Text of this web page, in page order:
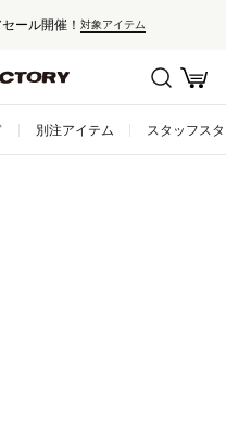
ール開催！ 対象アイテム
別注アイテム スタッフス